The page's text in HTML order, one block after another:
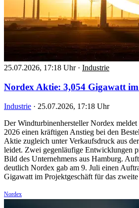
25.07.2026, 17:18 Uhr · Industrie
Nordex Aktie: 3,054 Gigawatt
Industrie · 25.07.2026, 17:18 Uhr
Der Windturbinenhersteller Nordex
2026 einen kräftigen Anstieg bei den
Aktie zugleich unter Verkaufsdruck aus
leidet. Zwei gegenläufige Entwicklungen
Bild des Unternehmens aus Hamburg.
deutlich Nordex gab am 9. Juli einen
Gigawatt im Projektgeschäft für das
Nordex